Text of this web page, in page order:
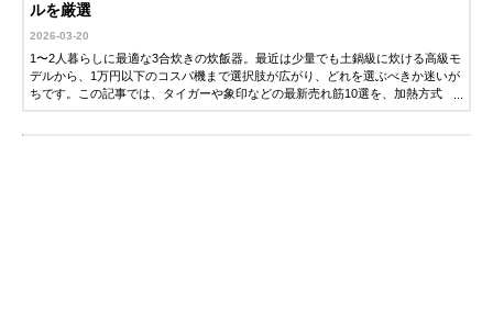
ルを厳選
2026-03-20
1〜2人暮らしに最適な3合炊きの炊飯器。最近は少量でも土鍋級に炊ける高級モ
デルから、1万円以下のコスパ機まで選択肢が広がり、どれを選ぶべきか迷いが
ちです。この記事では、タイガーや象印などの最新売れ筋10選を、加熱方式